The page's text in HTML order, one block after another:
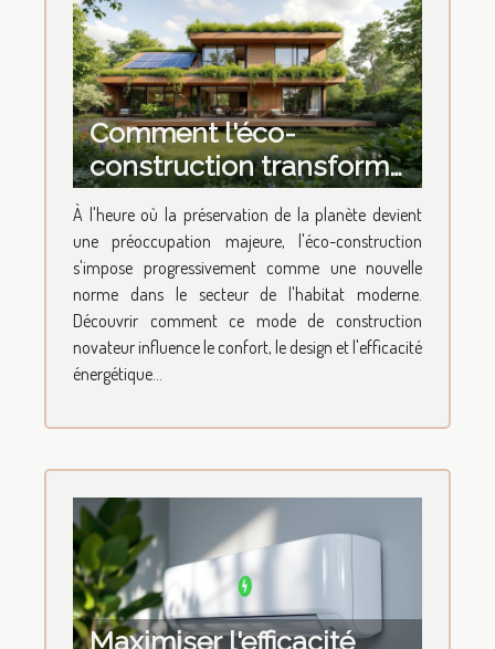
Comment l'éco-
construction transforme-
t-elle l'habitat moderne ?
À l'heure où la préservation de la planète devient
une préoccupation majeure, l'éco-construction
s'impose progressivement comme une nouvelle
norme dans le secteur de l'habitat moderne.
Découvrir comment ce mode de construction
novateur influence le confort, le design et l'efficacité
énergétique...
Maximiser l'efficacité